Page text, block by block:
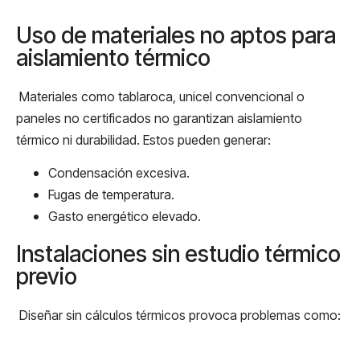
Uso de materiales no aptos para
aislamiento térmico
Materiales como tablaroca, unicel convencional o
paneles no certificados no garantizan aislamiento
térmico ni durabilidad. Estos pueden generar:
Condensación excesiva.
Fugas de temperatura.
Gasto energético elevado.
Instalaciones sin estudio térmico
previo
Diseñar sin cálculos térmicos provoca problemas como: